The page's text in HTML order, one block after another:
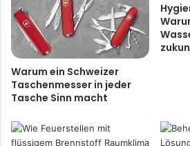
Warum ein Schweizer
Taschenmesser in jeder
Tasche Sinn macht